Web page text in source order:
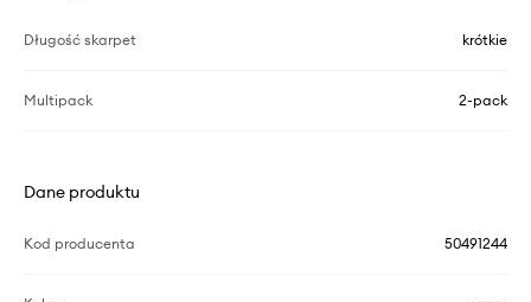
Długość skarpet krótkie
Multipack 2-pack
Dane produktu
Kod producenta 50491244